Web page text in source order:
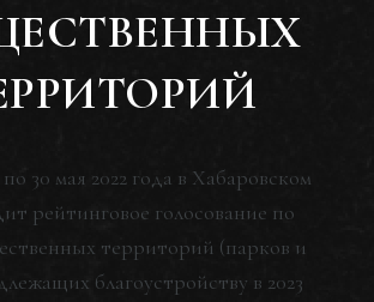
30 мая 2022 года в Хабаровском
рейтинговое голосование по
территорий (парков и
благоустройству в 2023